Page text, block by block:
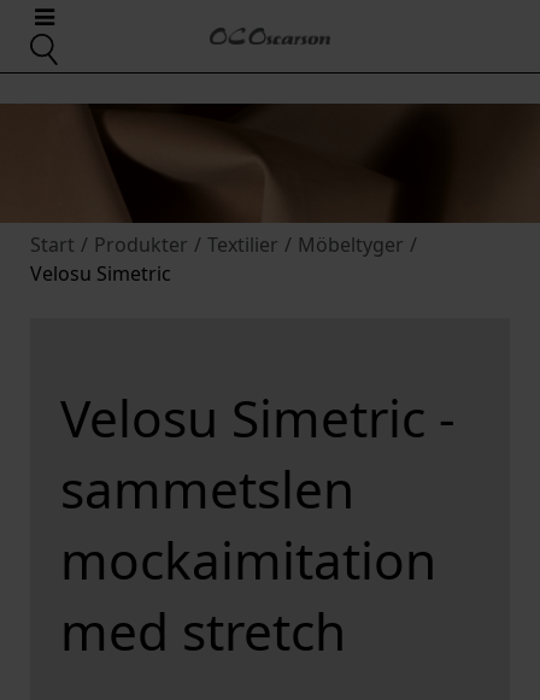
Start / Produkter / Textilier / Möbeltyger /
Velosu Simetric
Velosu Simetric -
sammetslen
mockaimitation
med stretch